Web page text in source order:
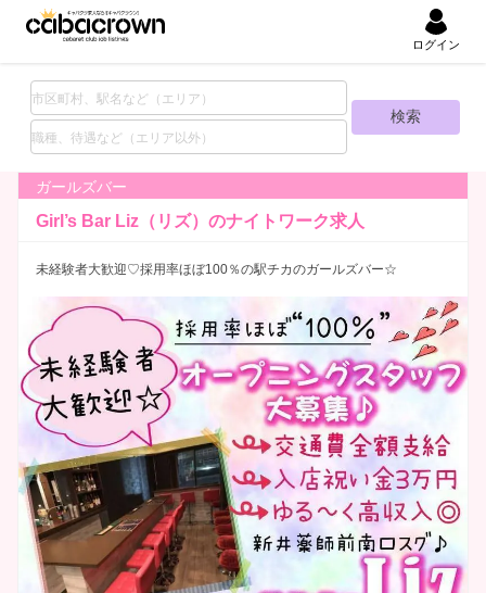
ログイン
ガールズバー
Girl’s Bar Liz（リズ）のナイトワーク求人
未経験者大歓迎♡採用率ほぼ100％の駅チカのガールズバー☆